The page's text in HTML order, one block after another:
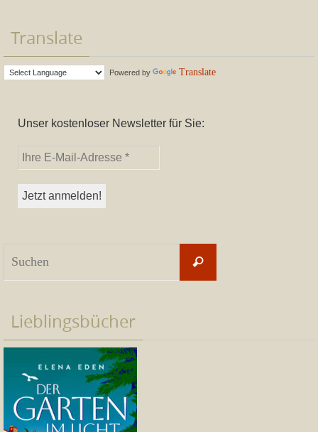
Translate
Powered by Translate
Unser kostenloser Newsletter für Sie:
Suchen
Lieblingsbücher